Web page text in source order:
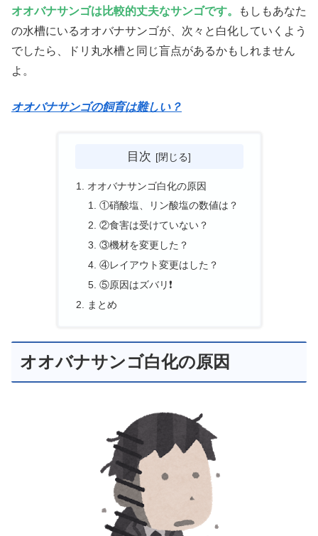
オオバナサンゴは比較的丈夫なサンゴです。
もしもあなた
の水槽にいるオオバナサンゴが、次々と白化していくよう
でしたら、ドリ丸水槽と同じ盲点があるかもしれません
よ。
オオバナサンゴの飼育は難しい？
目次
オオバナサンゴ白化の原因
①硝酸塩、リン酸塩の数値は？
②食害は受けていない？
③機材を変更した？
④レイアウト変更はした？
⑤原因はズバリ❗
まとめ
オオバナサンゴ白化の原因